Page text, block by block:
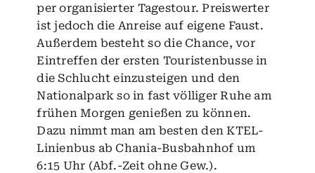
per organisierter Tagestour. Preiswerter
ist jedoch die Anreise auf eigene Faust.
Außerdem besteht so die Chance, vor
Eintreffen der ersten Touristenbusse in
die Schlucht einzusteigen und den
Nationalpark so in fast völliger Ruhe am
frühen Morgen genießen zu können.
Dazu nimmt man am besten den KTEL-
Linienbus ab Chania-Busbahnhof um
6:15 Uhr (Abf.-Zeit ohne Gew.).